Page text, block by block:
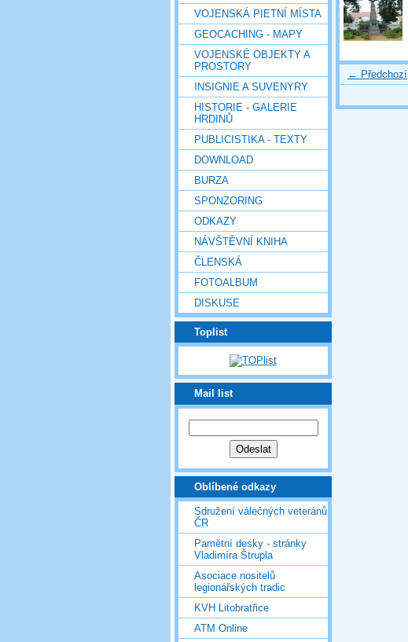
VOJENSKÁ PIETNÍ MÍSTA
GEOCACHING - MAPY
VOJENSKÉ OBJEKTY A
PROSTORY
INSIGNIE A SUVENYRY
HISTORIE - GALERIE
HRDINŮ
PUBLICISTIKA - TEXTY
DOWNLOAD
BURZA
SPONZORING
ODKAZY
NÁVŠTĚVNÍ KNIHA
ČLENSKÁ
FOTOALBUM
DISKUSE
Toplist
Mail list
Oblíbené odkazy
Sdružení válečných veteránů
ČR
Pamětní desky - stránky
Vladimíra Štrupla
Asociace nositelů
legionářských tradic
KVH Litobratřice
ATM Online
← Předchozí